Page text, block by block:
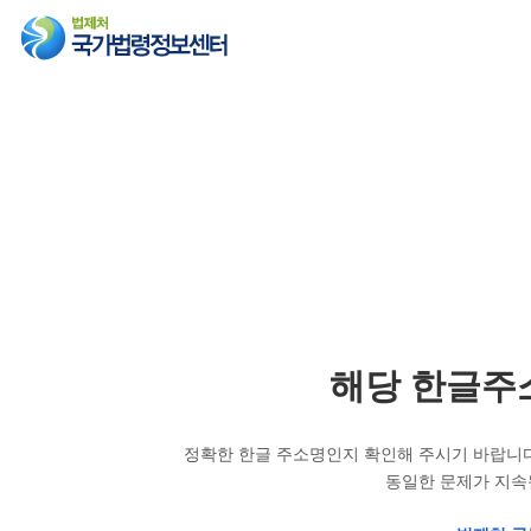
해당 한글주
정확한 한글 주소명인지 확인해 주시기 바랍
동일한 문제가 지